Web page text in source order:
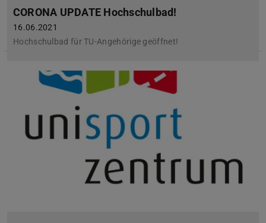
CORONA UPDATE Hochschulbad!
16.06.2021
Hochschulbad für TU-Angehörige geöffnet!